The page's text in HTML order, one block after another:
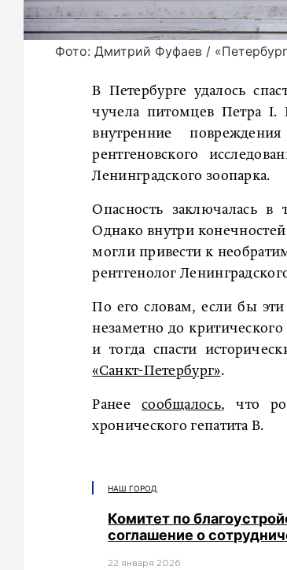
Фото: Дмитрий Фуфаев /
В Петербурге удалось
чучела питомцев Петра I.
внутренние
рентгеновского
Ленинградского зоопарка.
Опасность заключалась
Однако внутри
могли привести к
рентгенолог
По его словам, если бы
незаметно до
и тогда спасти
«Санкт-Петербург».
Ранее сообщалось, что
хронического гепатита B.
НАШ ГОРОД
Комитет по
соглашение о
22 января 2026